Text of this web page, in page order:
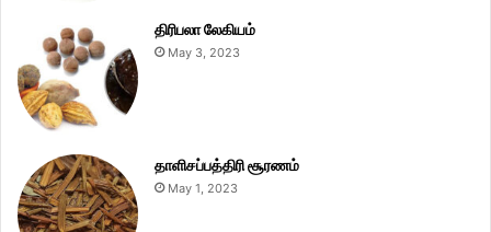
திரிபலா லேகியம்
May 3, 2023
தாளிசப்பத்திரி சூரணம்
May 1, 2023